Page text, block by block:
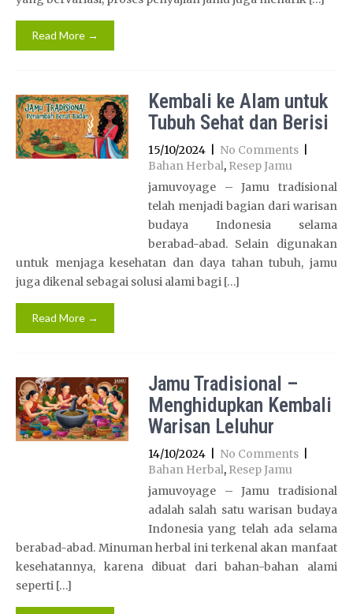
Read More →
Kembali ke Alam untuk
Tubuh Sehat dan Berisi
15/10/2024 No Comments
Bahan Herbal, Resep Jamu
jamuvoyage – Jamu tradisional
telah menjadi bagian dari warisan
budaya Indonesia selama
berabad-abad. Selain digunakan
untuk menjaga kesehatan dan daya tahan tubuh, jamu
juga dikenal sebagai solusi alami bagi […]
Read More →
Jamu Tradisional –
Menghidupkan Kembali
Warisan Leluhur
14/10/2024 No Comments
Bahan Herbal, Resep Jamu
jamuvoyage – Jamu tradisional
adalah salah satu warisan budaya
Indonesia yang telah ada selama
berabad-abad. Minuman herbal ini terkenal akan manfaat
kesehatannya, karena dibuat dari bahan-bahan alami
seperti […]